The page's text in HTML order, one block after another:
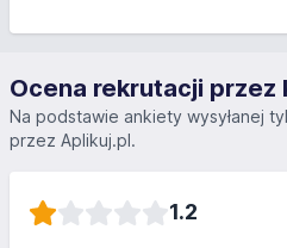
Ocena rekrutacji przez
Na podstawie ankiety wysyłanej
przez Aplikuj.pl.
1.2